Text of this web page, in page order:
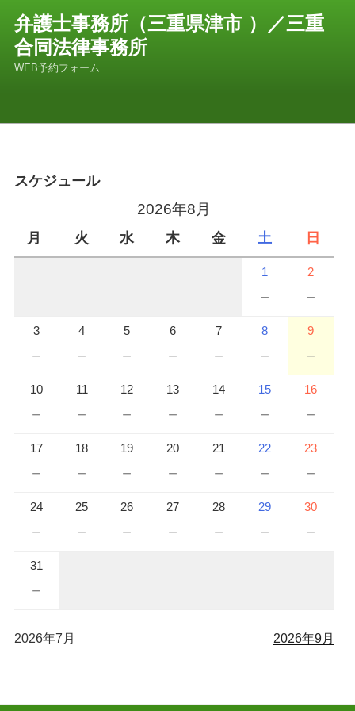
ス
弁護士事務所（三重県津市 ）／三重
合同法律事務所
WEB予約フォーム
スケジュール
2026年8月
月 火 水 木 金 土 日
1
－
2
－
3
－
4
－
5
－
6
－
7
－
8
－
9
－
10
－
11
－
12
－
13
－
14
－
15
－
16
－
17
－
18
－
19
－
20
－
21
－
22
－
23
－
24
－
25
－
26
－
27
－
28
－
29
－
30
－
31
－
2026年7月 2026年9月